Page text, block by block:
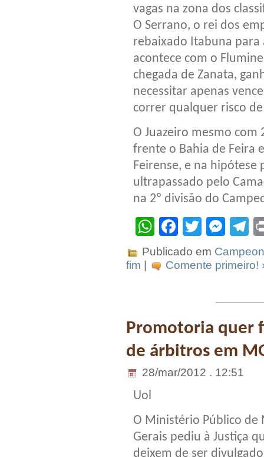
vagas na zona dos
O Serrano, o rei dos
rebaixado Itabuna para
acontece com o
chegada de Zanata,
necessitar apenas
correr qualquer risco
O Juazeiro mesmo
frente o Bahia de Feira
Feirense, e na hipótese
ultrapassado pelo
na 2º divisão do
WhatsApp
Facebook
Twitter
Publicado em
fim
Comente primeiro!
Promotoria quer
de árbitros em
28/mar/2012 . 12:51
Uol
O Ministério Público de
Gerais pediu à Justiça
deixem de ser